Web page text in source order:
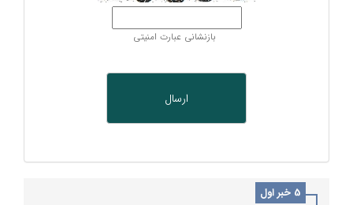
بازنشانی عبارت امنیتی
5 خبر اول